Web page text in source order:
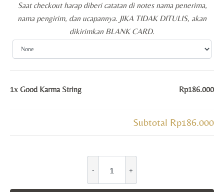
Saat checkout harap diberi catatan di notes nama penerima,
nama pengirim, dan ucapannya. JIKA TIDAK DITULIS, akan
dikirimkan BLANK CARD.
1x Good Karma String Rp186.000
Subtotal Rp186.000